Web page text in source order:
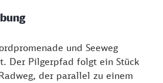
und Seeweg
Der Pilgerpfad folgt ein Stück
der parallel zu einem